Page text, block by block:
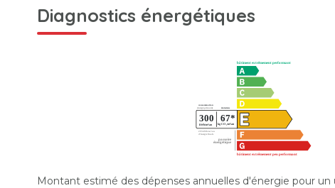
Diagnostics énergétiques
Montant estimé des dépenses annuelles d'énergie pour